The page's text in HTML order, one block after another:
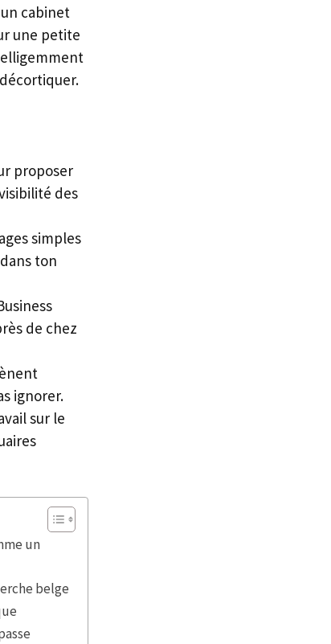
cabinet
une petite
proposer
des
simples
ton
de chez
ignorer.
sur le
un
belge